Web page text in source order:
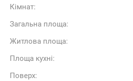
Кімнат:
Загальна площа:
Житлова площа:
Площа кухні:
Поверх: